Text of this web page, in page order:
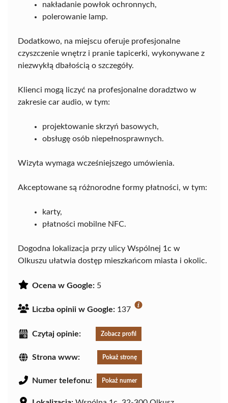
nakładanie powłok ochronnych,
polerowanie lamp.
Dodatkowo, na miejscu oferuje profesjonalne
czyszczenie wnętrz i pranie tapicerki, wykonywane z
niezwykłą dbałością o szczegóły.
Klienci mogą liczyć na profesjonalne doradztwo w
zakresie car audio, w tym:
projektowanie skrzyń basowych,
obsługę osób niepełnosprawnych.
Wizyta wymaga wcześniejszego umówienia.
Akceptowane są różnorodne formy płatności, w tym:
karty,
płatności mobilne NFC.
Dogodna lokalizacja przy ulicy Wspólnej 1c w
Olkuszu ułatwia dostęp mieszkańcom miasta i okolic.
Ocena w Google: 5
Liczba opinii w Google: 137
Czytaj opinie: Zobacz profil
Strona www: Pokaż stronę
Numer telefonu: Pokaż numer